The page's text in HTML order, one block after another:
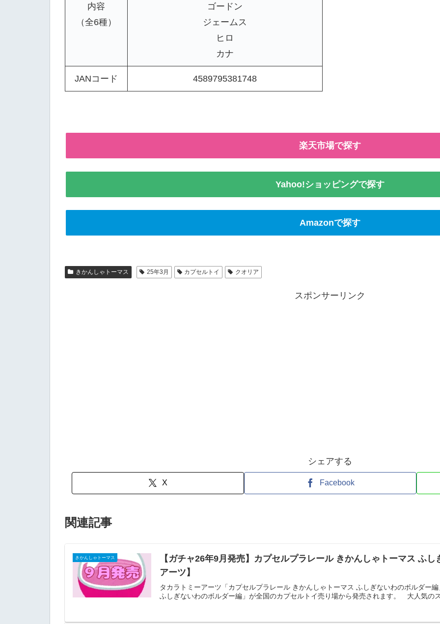
内容
（全6種）
ゴードン
ジェームス
ヒロ
カナ
JANコード 4589795381748
楽天市場で探す
Yahoo!ショッピングで探す
Amazonで探す
きかんしゃトーマス 25年3月 カプセルトイ クオリア
スポンサーリンク
シェアする
X Facebook
関連記事
きかんしゃトーマス
【ガチャ26年9月発売】カプセルプラレール きかんしゃトーマス ふ
アーツ】
タカラトミーアーツ「カプセルプラレール きかんしゃトーマス ふしぎないわのボルダ
ふしぎないわのボルダー編」が全国のカプセルトイ売り場から発売されます。 大人気の